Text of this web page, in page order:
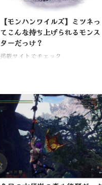
【モンハンワイルズ】ミツネっ
てこんな持ち上げられるモンス
ターだっけ？
掲載サイトでチェック